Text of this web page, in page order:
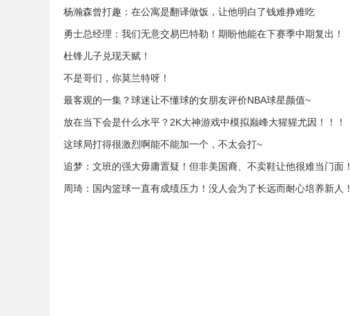
杨瀚森曾打趣：在公寓是翻译做饭，让他明白了钱难挣难吃
勇士总经理：我们无意交易巴特勒！期盼他能在下赛季中期复出！
杜锋儿子兑现天赋！
不是哥们，你莫兰特呀！
最客观的一集？球迷让不懂球的女朋友评价NBA球星颜值~
放在当下会是什么水平？2K大神游戏中模拟巅峰大猩猩尤因！！！
这球局打得很激烈啊能不能加一个，不太会打~
追梦：文班的强大毋庸置疑！但非美国裔、不卖鞋让他很难当门面！
周琦：国内篮球一直有成绩压力！没人会为了长远而耐心培养新人！